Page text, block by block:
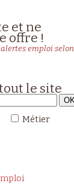
et ne
offre !
emploi selon
le site
Métier